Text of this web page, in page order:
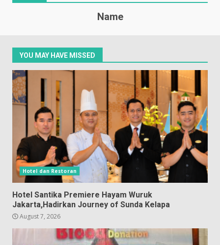
Name
YOU MAY HAVE MISSED
Hotel dan Restoran
Hotel Santika Premiere Hayam Wuruk
Jakarta,Hadirkan Journey of Sunda Kelapa
August 7, 2026